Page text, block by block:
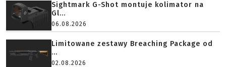
Sightmark G-Shot montuje kolimator na
Gl...
06.08.2026
Limitowane zestawy Breaching Package od
...
02.08.2026